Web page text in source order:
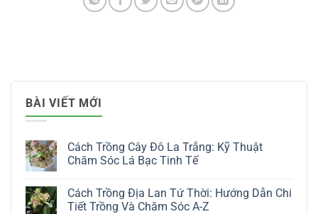
BÀI VIẾT MỚI
Cách Trồng Cây Đô La Trắng: Kỹ Thuật
Chăm Sóc Lá Bạc Tinh Tế
bình
luận
Cách Trồng Địa Lan Tứ Thời: Hướng Dẫn Chi
Tiết Trồng Và Chăm Sóc A-Z